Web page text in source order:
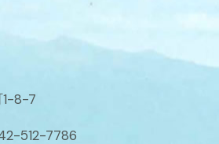
8-7
512-7786